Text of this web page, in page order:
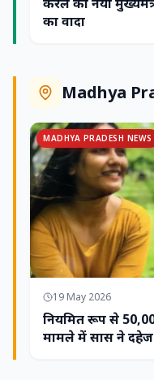
का वादा
Madhya
MADHYA PRADESH NEWS
19 May 2026
नियमित रूप से
मामले में सास ने